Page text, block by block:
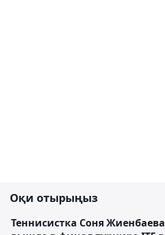
Оқи отырыңыз
Теннисистка Соня Жиенбаева